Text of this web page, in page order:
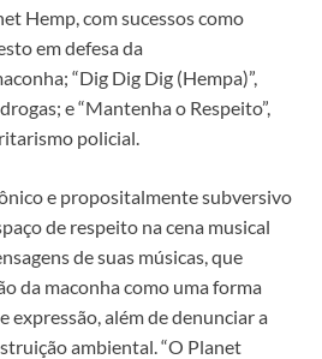
Hemp, com sucessos como
em defesa da
“Dig Dig Dig (Hempa)”,
e “Mantenha o Respeito”,
policial.
e propositalmente subversivo
de respeito na cena musical
de suas músicas, que
da maconha como uma forma
expressão, além de denunciar a
ambiental. “O Planet